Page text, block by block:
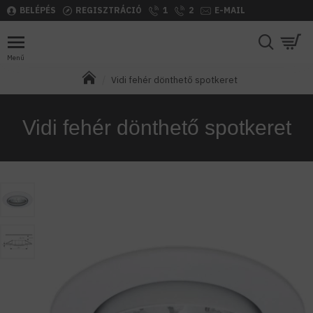
BELÉPÉS REGISZTRÁCIÓ 1 2 E-MAIL
Vidi fehér dönthető spotkeret
Vidi fehér dönthető spotkeret